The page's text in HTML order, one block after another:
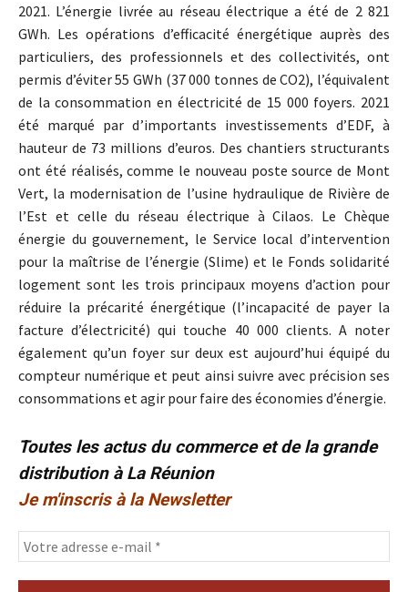
2021. L’énergie livrée au réseau électrique a été de 2 821
GWh. Les opérations d’efficacité énergétique auprès des
particuliers, des professionnels et des collectivités, ont
permis d’éviter 55 GWh (37 000 tonnes de CO2), l’équivalent
de la consommation en électricité de 15 000 foyers. 2021
été marqué par d’importants investissements d’EDF, à
hauteur de 73 millions d’euros. Des chantiers structurants
ont été réalisés, comme le nouveau poste source de Mont
Vert, la modernisation de l’usine hydraulique de Rivière de
l’Est et celle du réseau électrique à Cilaos. Le Chèque
énergie du gouvernement, le Service local d’intervention
pour la maîtrise de l’énergie (Slime) et le Fonds solidarité
logement sont les trois principaux moyens d’action pour
réduire la précarité énergétique (l’incapacité de payer la
facture d’électricité) qui touche 40 000 clients. A noter
également qu’un foyer sur deux est aujourd’hui équipé du
compteur numérique et peut ainsi suivre avec précision ses
consommations et agir pour faire des économies d’énergie.
Toutes les actus du commerce et de la grande
distribution à La Réunion
Je m'inscris à la Newsletter